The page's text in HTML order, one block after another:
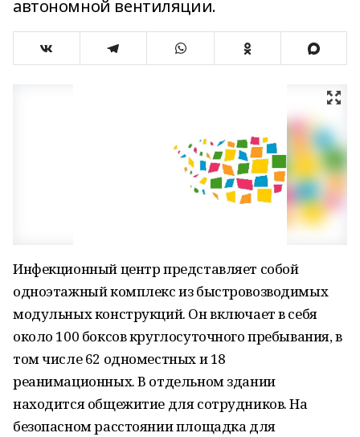
автономной вентиляции.
Инфекционный центр представляет собой
одноэтажный комплекс из быстровозводимых
модульных конструкций. Он включает в себя
около 100 боксов круглосуточного пребывания, в
том числе 62 одноместных и 18
реанимационных. В отдельном здании
находится общежитие для сотрудников. На
безопасном расстоянии площадка для